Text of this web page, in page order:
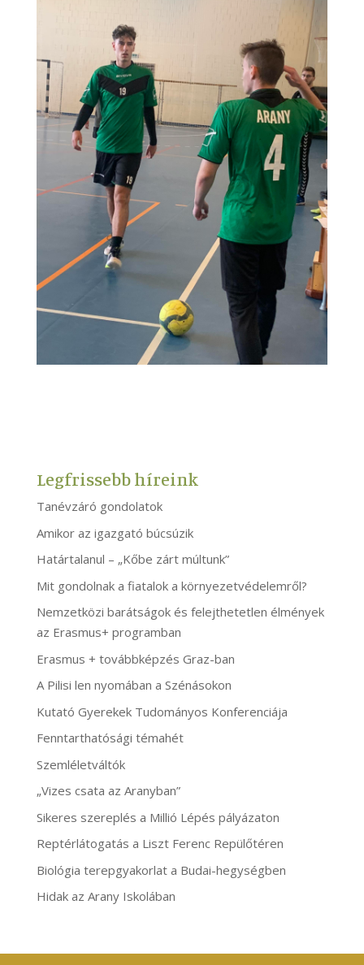
Legfrissebb híreink
Tanévzáró gondolatok
Amikor az igazgató búcsúzik
Határtalanul – „Kőbe zárt múltunk”
Mit gondolnak a fiatalok a környezetvédelemről?
Nemzetközi barátságok és felejthetetlen élmények
az Erasmus+ programban
Erasmus + továbbképzés Graz-ban
A Pilisi len nyomában a Szénásokon
Kutató Gyerekek Tudományos Konferenciája
Fenntarthatósági témahét
Szemléletváltók
„Vizes csata az Aranyban”
Sikeres szereplés a Millió Lépés pályázaton
Reptérlátogatás a Liszt Ferenc Repülőtéren
Biológia terepgyakorlat a Budai-hegységben
Hidak az Arany Iskolában